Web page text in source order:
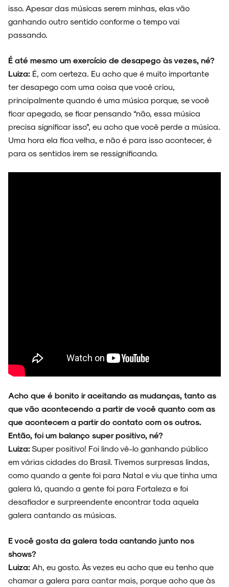
ESPECIAIS
FAIXA A FAIXA
NOVIDADES
isso. Apesar das músicas serem minhas, elas vão
ganhando outro sentido conforme o tempo vai
passando.
É até mesmo um exercício de desapego às vezes, né?
Luiza: É, com certeza. Eu acho que é muito importante
ter desapego com uma coisa que você criou,
principalmente quando é uma música porque, se você
ficar apegado, se ficar pensando “não, essa música
precisa significar isso”, eu acho que você perde a música.
Uma hora ela fica velha, e não é para isso acontecer, é
para os sentidos irem se ressignificando.
Acho que é bonito ir aceitando as mudanças, tanto as
que vão acontecendo a partir de você quanto com as
que acontecem a partir do contato com os outros.
Então, foi um balanço super positivo, né?
Luiza: Super positivo! Foi lindo vê-lo ganhando público
em várias cidades do Brasil. Tivemos surpresas lindas,
como quando a gente foi para Natal e viu que tinha uma
galera lá, quando a gente foi para Fortaleza e foi
desafiador e surpreendente encontrar toda aquela
galera cantando as músicas.
E você gosta da galera toda cantando junto nos
shows?
Luiza: Ah, eu gosto. Às vezes eu acho que eu tenho que
chamar a galera para cantar mais, porque acho que às